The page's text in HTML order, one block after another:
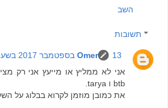
השב
תשובות
Omer
13 בספטמבר 2017 בשעה 18:52
אני לא ממליץ או מייעץ אני רק
btb ו tarya.
את כמובן מוזמן לקרוא בבלוג על